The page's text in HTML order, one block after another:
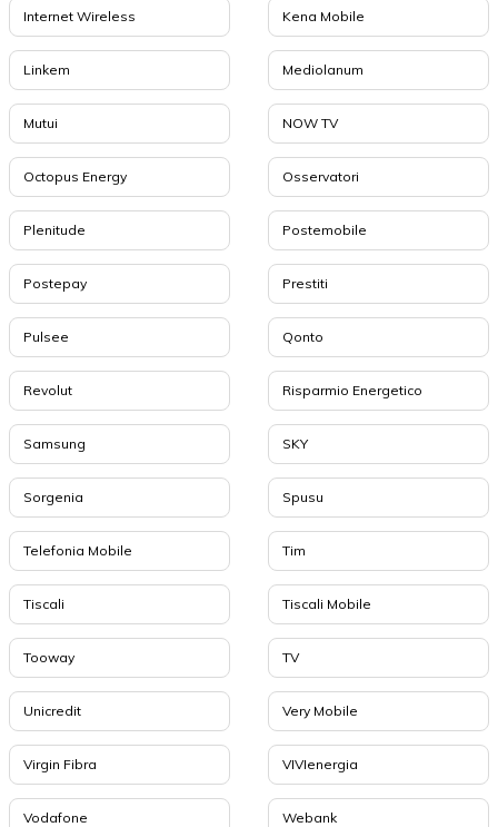
Internet Wireless Kena Mobile
Linkem Mediolanum
Mutui NOW TV
Octopus Energy Osservatori
Plenitude Postemobile
Postepay Prestiti
Pulsee Qonto
Revolut Risparmio Energetico
Samsung SKY
Sorgenia Spusu
Telefonia Mobile Tim
Tiscali Tiscali Mobile
Tooway TV
Unicredit Very Mobile
Virgin Fibra VIVIenergia
Vodafone Webank